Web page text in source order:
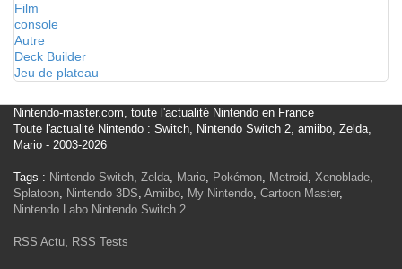
Film
console
Autre
Deck Builder
Jeu de plateau
Nintendo-master.com, toute l'actualité Nintendo en France
Toute l'actualité Nintendo : Switch, Nintendo Switch 2, amiibo, Zelda,
Mario - 2003-2026
Tags : Nintendo Switch, Zelda, Mario, Pokémon, Metroid, Xenoblade,
Splatoon, Nintendo 3DS, Amiibo, My Nintendo, Cartoon Master,
Nintendo Labo Nintendo Switch 2
RSS Actu, RSS Tests